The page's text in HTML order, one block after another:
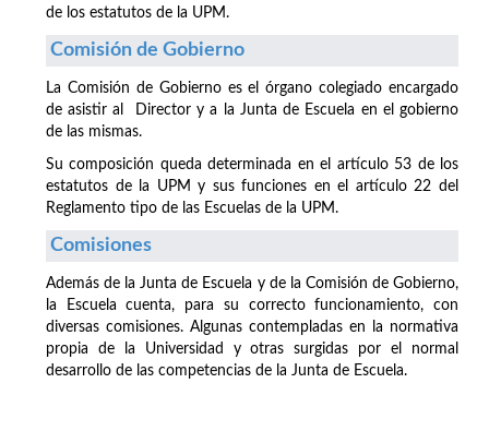
de los estatutos de la UPM.
Comisión de Gobierno
La Comisión de Gobierno es el órgano colegiado encargado
de asistir al Director y a la Junta de Escuela en el gobierno
de las mismas.
Su composición queda determinada en el artículo 53 de los
estatutos de la UPM y sus funciones en el artículo 22 del
Reglamento tipo de las Escuelas de la UPM.
Comisiones
Además de la Junta de Escuela y de la Comisión de Gobierno,
la Escuela cuenta, para su correcto funcionamiento, con
diversas comisiones. Algunas contempladas en la normativa
propia de la Universidad y otras surgidas por el normal
desarrollo de las competencias de la Junta de Escuela.